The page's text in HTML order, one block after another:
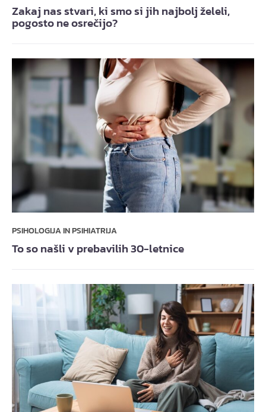
Zakaj nas stvari, ki smo si jih najbolj želeli,
pogosto ne osrečijo?
PSIHOLOGIJA IN PSIHIATRIJA
To so našli v prebavilih 30-letnice